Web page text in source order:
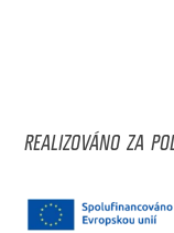
REALIZOVÁNO ZA